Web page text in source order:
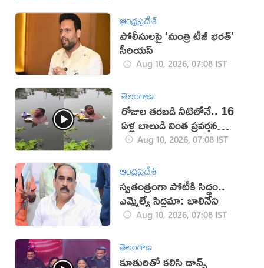
ఆంధ్రప్రదేశ్
పోలీసులపై 'మంత్రి టీజీ భరత్'
సీరియస్
Aug 10, 2026, 07:08 IST
తెలంగాణ
రోజుల తరబడి నీటిలోనే.. 16
ఏళ్ల బాలుడి వింత ప్రవర్తన
(వీడియో)
Aug 10, 2026, 07:08 IST
ఆంధ్రప్రదేశ్
స్వతంత్రంగా పోటీకి సిద్ధం..
ఎమ్మెల్యే సిద్ధమా: బాలినేని
Aug 10, 2026, 07:08 IST
తెలంగాణ
కూతురితో కలిసి డాన్స్